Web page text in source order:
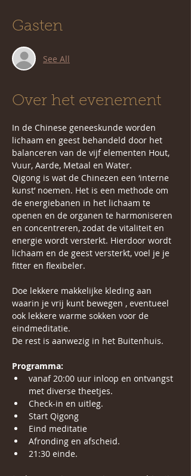
Gasten
See All
Over het evenement
In de Chinese geneeskunde worden
lichaam en geest behandeld door het
balanceren van de vijf elementen Hout,
Vuur, Aarde, Metaal en Water.
Qigong is wat de Chinezen een ‘interne
kunst’ noemen. Het is een methode om
de energiebanen in het lichaam te
openen en de organen te harmoniseren
en concentreren, zodat de vitaliteit en
energie wordt versterkt. Hierdoor wordt
lichaam en de geest versterkt, voel je je
fitter en flexibeler.
Doe lekkere makkelijke kleding aan
waarin je vrij kunt bewegen , eventueel
ook lekkere warme sokken voor de
eindmeditatie.
De rest is aanwezig in het Buitenhuis.
Programma:
vanaf 20:00 uur inloop en ontvangst
met diverse theetjes.
Check-in en uitleg.
Start Qigong
Eind meditatie
Afronding en afscheid.
21:30 einde.